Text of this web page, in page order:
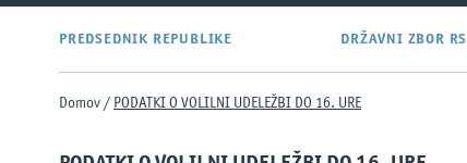
PREDSEDNIK REPUBLIKE DRŽAVNI ZBOR RS
Domov / PODATKI O VOLILNI UDELEŽBI DO 16. URE